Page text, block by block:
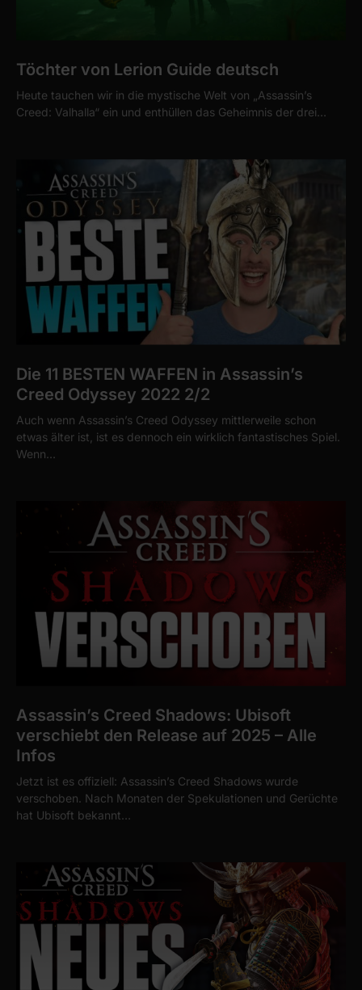
Töchter von Lerion Guide deutsch
Heute tauchen wir in die mystische Welt von „Assassin’s
Creed: Valhalla“ ein und enthüllen das Geheimnis der drei…
Die 11 BESTEN WAFFEN in Assassin’s
Creed Odyssey 2022 2/2
Auch wenn Assassin’s Creed Odyssey mittlerweile schon
etwas älter ist, ist es dennoch ein wirklich fantastisches Spiel.
Wenn…
Assassin’s Creed Shadows: Ubisoft
verschiebt den Release auf 2025 – Alle
Infos
Jetzt ist es offiziell: Assassin’s Creed Shadows wurde
verschoben. Nach Monaten der Spekulationen und Gerüchte
hat Ubisoft bekannt…